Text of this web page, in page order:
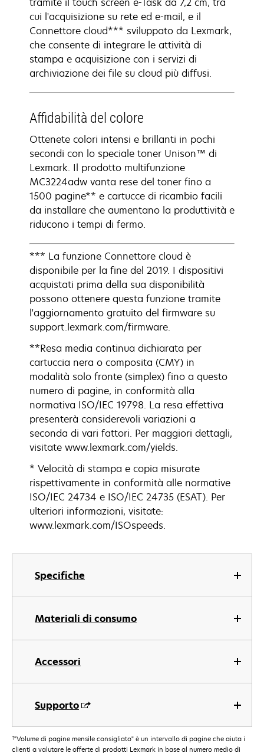
Specifiche
Materiali di consumo
Accessori
Supporto
cui l'acquisizione su rete ed e-mail, e il
Connettore cloud*** sviluppato da Lexmark,
che consente di integrare le attività di
stampa e acquisizione con i servizi di
archiviazione dei file su cloud più diffusi.
Affidabilità del colore
Ottenete colori intensi e brillanti in pochi
secondi con lo speciale toner Unison™ di
Lexmark. Il prodotto multifunzione
MC3224adw vanta rese del toner fino a
1500 pagine** e cartucce di ricambio facili
da installare che aumentano la produttività e
riducono i tempi di fermo.
*** La funzione Connettore cloud è
disponibile per la fine del 2019. I dispositivi
acquistati prima della sua disponibilità
possono ottenere questa funzione tramite
l'aggiornamento gratuito del firmware su
support.lexmark.com/firmware.
**Resa media continua dichiarata per
cartuccia nera o composita (CMY) in
modalità solo fronte (simplex) fino a questo
numero di pagine, in conformità alla
normativa ISO/IEC 19798. La resa effettiva
presenterà considerevoli variazioni a
seconda di vari fattori. Per maggiori dettagli,
visitate www.lexmark.com/yields.
* Velocità di stampa e copia misurate
rispettivamente in conformità alle normative
ISO/IEC 24734 e ISO/IEC 24735 (ESAT). Per
ulteriori informazioni, visitate:
www.lexmark.com/ISOspeeds.
†"Volume di pagine mensile consigliato" è un intervallo di pagine che aiuta i
clienti a valutare le offerte di prodotti Lexmark in base al numero medio di